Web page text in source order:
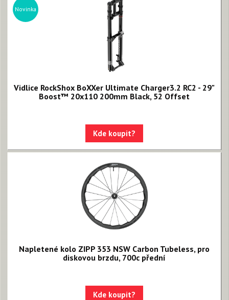
Novinka
Vidlice RockShox BoXXer Ultimate Charger3.2 RC2 - 29"
Boost™ 20x110 200mm Black, 52 Offset
Kde koupit?
Napletené kolo ZIPP 353 NSW Carbon Tubeless, pro
diskovou brzdu, 700c přední
Kde koupit?